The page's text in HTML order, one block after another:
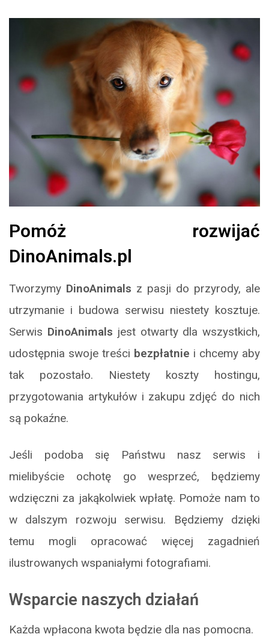
Pomóż rozwijać
DinoAnimals.pl
Tworzymy DinoAnimals z pasji do przyrody, ale
utrzymanie i budowa serwisu niestety kosztuje.
Serwis DinoAnimals jest otwarty dla wszystkich,
udostępnia swoje treści bezpłatnie i chcemy aby
tak pozostało. Niestety koszty hostingu,
przygotowania artykułów i zakupu zdjęć do nich
są pokaźne.
Jeśli podoba się Państwu nasz serwis i
mielibyście ochotę go wesprzeć, będziemy
wdzięczni za jakąkolwiek wpłatę. Pomoże nam to
w dalszym rozwoju serwisu. Będziemy dzięki
temu mogli opracować więcej zagadnień
ilustrowanych wspaniałymi fotografiami.
Wsparcie naszych działań
Każda wpłacona kwota będzie dla nas pomocna.